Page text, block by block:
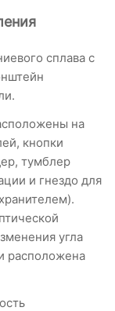
сплава с
на
кнопки
тумблер
и гнездо для
угла
расположена